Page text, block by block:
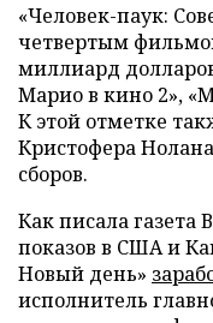
«Человек-паук:
четвертым
миллиард
Марио в кино 2»,
К этой отметке
Кристофера
сборов.
Как писала газета
показов в США и
Новый день»
исполнитель